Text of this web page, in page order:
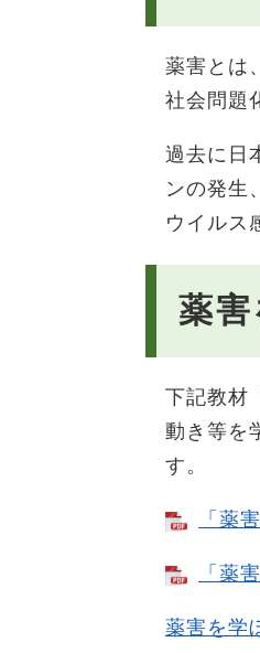
薬害とは
社会問題
過去に日
ンの発生
ウイルス
薬害
下記教材
動き等を
す。
「薬
「薬
薬害を学